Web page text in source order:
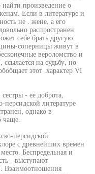
произведение о
Если в литературе и
не . жене, а его
распространен
себе брать другую
соперницы живут в
вероломство и
на судьбу, но
этот .характер VI
- ее доброта,
персидской литературе
однако в
чаще.
персидской
с древнейших времен
Беспредельная и
- выступают
Взаимоотношения